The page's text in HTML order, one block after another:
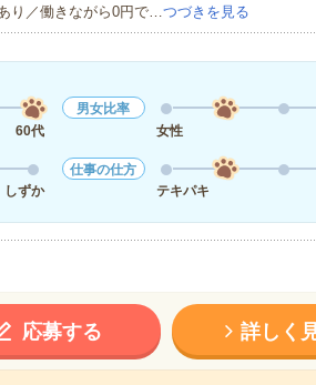
り／働きながら0円で…つづきを見る
60代
男女比率
女性
しずか
仕事の仕方
テキパキ
応募する 詳しく